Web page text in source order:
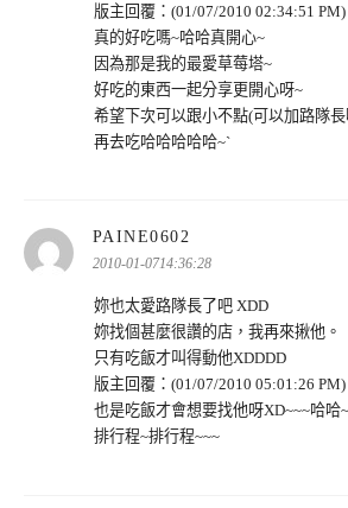
版主回覆：(01/07/2010 02:34:51 PM)
真的好吃嗎~哈哈真開心~
因為那是我的最愛草莓塔~
好吃的東西一起分享更開心呀~
希望下次可以跟小不點(可以加路隊
再去吃哈哈哈哈哈~`
PAINE0602
示:
2010-01-0714:36:28
妳也太愛路隊長了吧 XDD
妳找個甚麼很讚的店，我再來揪他。
只有吃飯才叫得動他XDDDD
版主回覆：(01/07/2010 05:01:26 PM)
也是吃飯才會想要找他呀XD~~~哈哈
排行程~排行程~~~